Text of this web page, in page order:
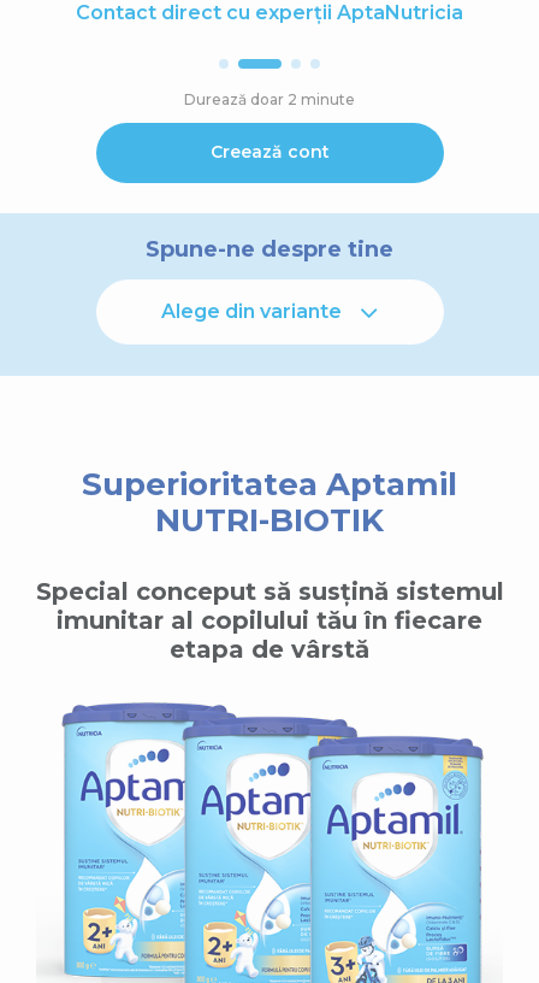
Contact direct cu experții AptaNutricia
Durează doar 2 minute
Creează cont
Spune-ne despre tine
Alege din variante
Superioritatea Aptamil
NUTRI-BIOTIK
Special conceput să susțină sistemul
imunitar al copilului tău în fiecare
etapa de vârstă